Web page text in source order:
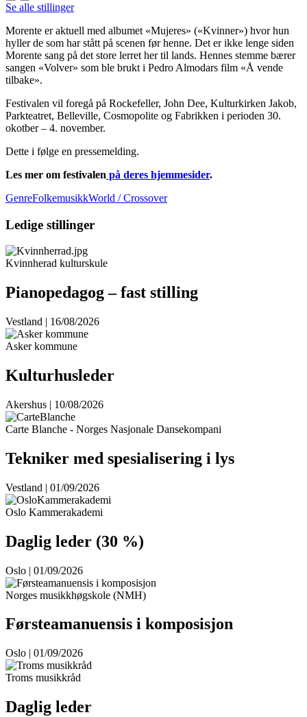
Se alle stillinger
Morente er aktuell med albumet «Mujeres» («Kvinner») hvor hun
hyller de som har stått på scenen før henne. Det er ikke lenge siden
Morente sang på det store lerret her til lands. Hennes stemme bærer
sangen «Volver» som ble brukt i Pedro Almodars film «Å vende
tilbake».
Festivalen vil foregå på Rockefeller, John Dee, Kulturkirken Jakob,
Parkteatret, Belleville, Cosmopolite og Fabrikken i perioden 30.
okotber – 4. november.
Dette i følge en pressemelding.
Les mer om festivalen på deres hjemmesider.
GenreFolkemusikkWorld / Crossover
Ledige stillinger
Kvinnherad kulturskule
Pianopedagog – fast stilling
Vestland | 16/08/2026
Asker kommune
Kulturhusleder
Akershus | 10/08/2026
Carte Blanche - Norges Nasjonale Dansekompani
Tekniker med spesialisering i lys
Vestland | 01/09/2026
Oslo Kammerakademi
Daglig leder (30 %)
Oslo | 01/09/2026
Norges musikkhøgskole (NMH)
Førsteamanuensis i komposisjon
Oslo | 01/09/2026
Troms musikkråd
Daglig leder